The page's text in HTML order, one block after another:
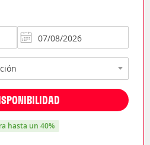
hasta un 40%